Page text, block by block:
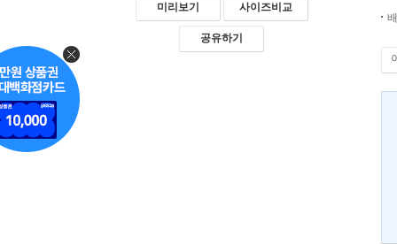
미리보기 사이즈비교
공유하기